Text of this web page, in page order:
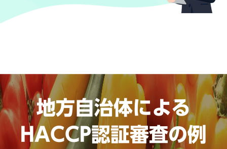
地方自治体による
HACCP認証審査の例